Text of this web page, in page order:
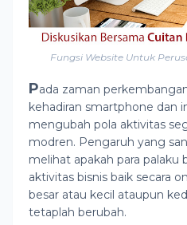
Fungsi Website Untuk
Pada zaman
kehadiran smartphone dan
mengubah pola aktivitas
modren. Pengaruh yang
melihat apakah para palaku
aktivitas bisnis baik secara
besar atau kecil ataupun
tetaplah berubah.